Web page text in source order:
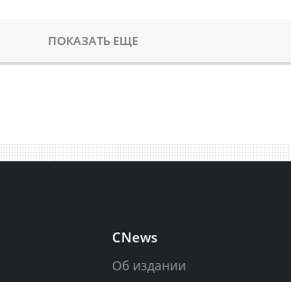
ПОКАЗАТЬ ЕЩЕ
CNews
Об издании